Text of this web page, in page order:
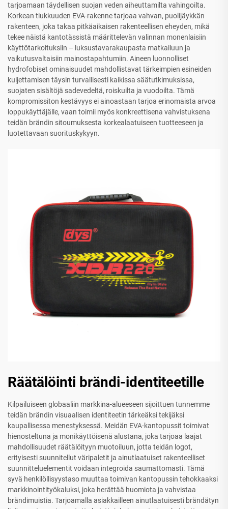
tarjoamaan täydellisen suojan veden aiheuttamilta vahingoilta.
Korkean tiukkuuden EVA-rakenne tarjoaa vahvan, puolijäykkän
rakenteen, joka takaa pitkäaikaisen rakenteellisen eheyden, mikä
tekee näistä kantotässistä määrittelevän valinnan monenlaisiin
käyttötarkoituksiin – luksustavarakaupasta matkailuun ja
vaikutusvaltaisiin mainostapahtumiin. Aineen luonnolliset
hydrofobiset ominaisuudet mahdollistavat tärkeimpien esineiden
kuljettamisen täysin turvallisesti kaikissa säätutkimuksissa,
suojaten sisältöjä sadevedeltä, roiskuilta ja vuodoilta. Tämä
kompromissiton kestävyys ei ainoastaan tarjoa erinomaista arvoa
loppukäyttäjälle, vaan toimii myös konkreettisena vahvistuksena
teidän brändin sitoumuksesta korkealaatuiseen tuotteeseen ja
luotettavaan suorituskykyyn.
Räätälöinti brändi-identiteetille
Kilpailuiseen globaaliin markkina-alueeseen sijoittuen tunnemme
teidän brändin visuaalisen identiteetin tärkeäksi tekijäksi
kaupallisessa menestyksessä. Meidän EVA-kantopussit toimivat
hienosteltuna ja monikäyttöisenä alustana, joka tarjoaa laajat
mahdollisuudet räätälöityyn muotoiluun, jotta teidän logot,
erityisesti suunnitellut väripaletit ja ainutlaatuiset rakenteelliset
suunnitteluelementit voidaan integroida saumattomasti. Tämä
syvä henkilöllisyystaso muuttaa toimivan kantopussin tehokkaaksi
markkinointityökaluksi, joka herättää huomiota ja vahvistaa
brändimuistia. Tarjoamalla asiakkailleen ainutlaatuisesti brändätyn